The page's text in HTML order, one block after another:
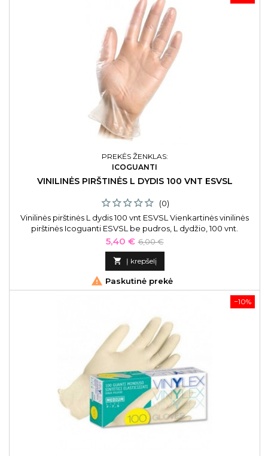
PREKĖS ŽENKLAS:
ICOGUANTI
VINILINĖS PIRŠTINĖS L DYDIS 100 VNT ESVSL
(0)
Vinilinės pirštinės L dydis 100 vnt ESVSL Vienkartinės vinilinės
pirštinės Icoguanti ESVSL be pudros, L dydžio, 100 vnt.
Kaina
5,40 € Bazinė
kaina
6,00 €
 Į krepšelį
 Paskutinė prekė
−10%